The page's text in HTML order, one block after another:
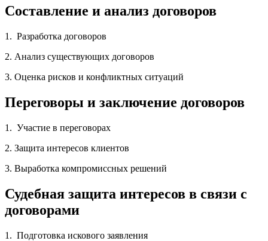
Составление и анализ договоров
1. Разработка договоров
2. Анализ существующих договоров
3. Оценка рисков и конфликтных ситуаций
Переговоры и заключение договоров
1. Участие в переговорах
2. Защита интересов клиентов
3. Выработка компромиссных решений
Судебная защита интересов в связи с
договорами
1. Подготовка искового заявления